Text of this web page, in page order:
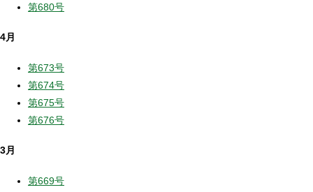
第680号
4月
第673号
第674号
第675号
第676号
3月
第669号